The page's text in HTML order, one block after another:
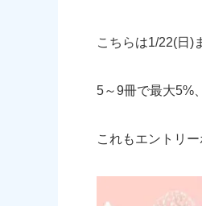
こちらは1/22(日)
5～9冊で最大5%
これもエントリ